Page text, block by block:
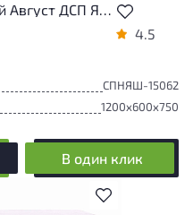
Стол прямоугольный Август ДСП Ясень шимо Россия
4.5
СПНЯШ-15062
1200x600x750
В один клик
В избранное